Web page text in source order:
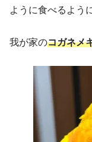
ように食べるよう
我が家のコガネメ